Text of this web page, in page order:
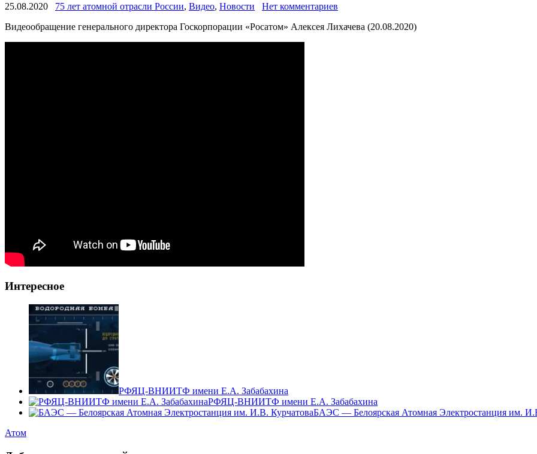
25.08.2020 75 лет атомной отрасли России, Видео, Новости
Нет комментариев
Видеообращение генерального директора Госкорпорации «Росатом» Алексея Лихачева (20.08.2020)
Интересное
РФЯЦ-ВНИИТФ имени Е.А. Забабахина
РФЯЦ-ВНИИТФ имени Е.А. Забабахина
БАЭС — Белоярская Атомная Электростанция им.
Атом